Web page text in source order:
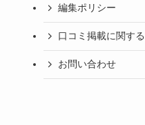
編集ポリシー
口コミ掲載に関す
お問い合わせ